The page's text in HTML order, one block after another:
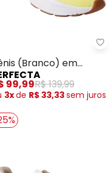
Tênis Moleca
(Branco) em
99,99R$ 139,99
3xde R$ 33,33sem juros